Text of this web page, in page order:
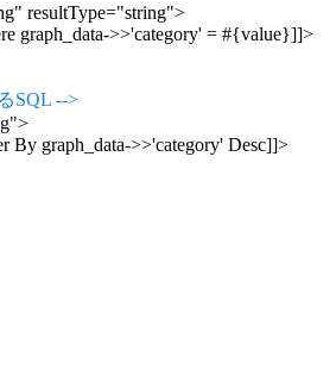
resultType="string">
graph_data->>'category' = #{value}]]>
SQL -->
By graph_data->>'category' Desc]]>